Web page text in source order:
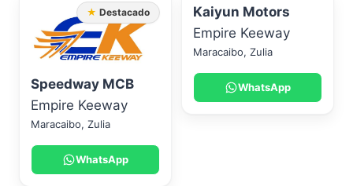
Speedway MCB
Empire Keeway
Maracaibo, Zulia
WhatsApp
★ Destacado
Kaiyun Motors
Empire Keeway
Maracaibo, Zulia
WhatsApp